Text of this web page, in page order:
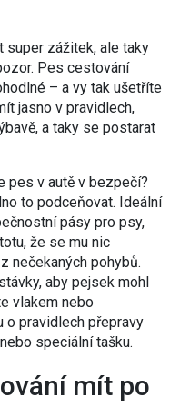
super zážitek, ale taky
Pes cestování
– a vy tak ušetříte
jasno v pravidlech,
a taky se postarat
pes v autě v bezpečí?
to podceňovat. Ideální
pásy pro psy,
že se mu nic
nečekaných pohybů.
aby pejsek mohl
vlakem nebo
o pravidlech přepravy
speciální tašku.
mít po